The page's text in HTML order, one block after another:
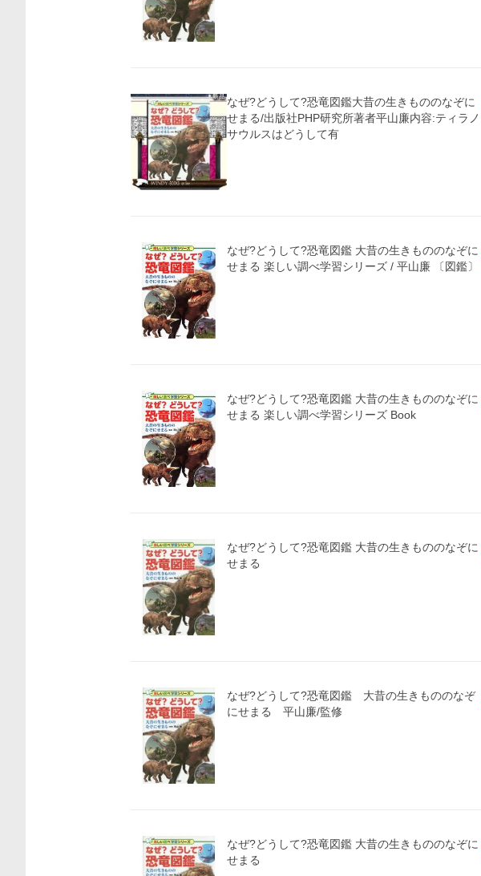
なぜ?どうして?恐竜図鑑大昔の生きもののなぞに
せまる/出版社PHP研究所著者平山廉内容:ティラノ
サウルスはどうして有
なぜ?どうして?恐竜図鑑 大昔の生きもののなぞに
せまる 楽しい調べ学習シリーズ / 平山廉 〔図鑑〕
なぜ?どうして?恐竜図鑑 大昔の生きもののなぞに
せまる 楽しい調べ学習シリーズ Book
なぜ?どうして?恐竜図鑑 大昔の生きもののなぞに
せまる
なぜ?どうして?恐竜図鑑 大昔の生きもののなぞ
にせまる 平山廉/監修
なぜ?どうして?恐竜図鑑 大昔の生きもののなぞに
せまる